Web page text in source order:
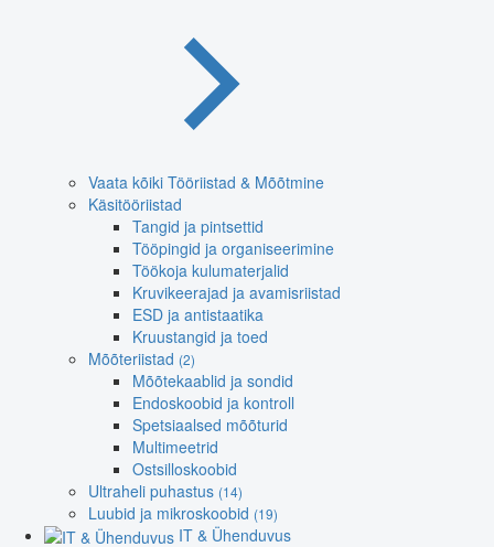
Vaata kõiki Tööriistad & Mõõtmine
Käsitööriistad
Tangid ja pintsettid
Tööpingid ja organiseerimine
Töökoja kulumaterjalid
Kruvikeerajad ja avamisriistad
ESD ja antistaatika
Kruustangid ja toed
Mõõteriistad (2)
Mõõtekaablid ja sondid
Endoskoobid ja kontroll
Spetsiaalsed mõõturid
Multimeetrid
Ostsilloskoobid
Ultraheli puhastus (14)
Luubid ja mikroskoobid (19)
IT & Ühenduvus